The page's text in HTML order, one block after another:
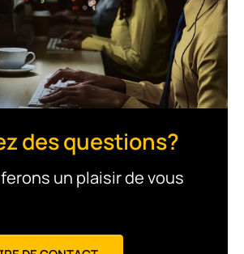
des questions?
un plaisir de vous